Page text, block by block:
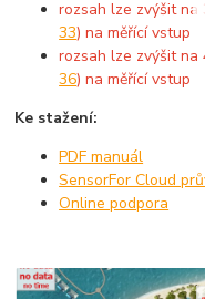
rozsah lze zvýšit
33) na měřící vstup
rozsah lze zvýšit
36) na měřící vstup
Ke stažení:
PDF manuál
SensorFor Cloud
Online podpora